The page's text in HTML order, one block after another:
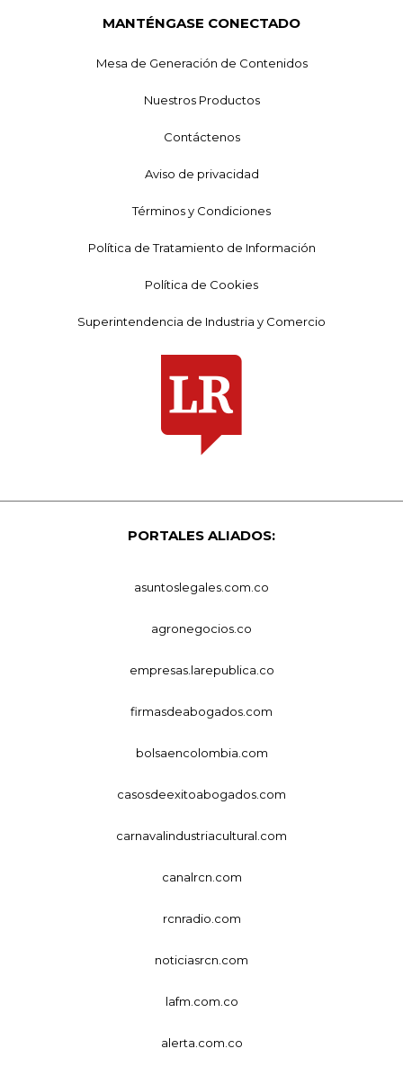
MANTÉNGASE CONECTADO
Mesa de Generación de Contenidos
Nuestros Productos
Contáctenos
Aviso de privacidad
Términos y Condiciones
Política de Tratamiento de Información
Política de Cookies
Superintendencia de Industria y Comercio
PORTALES ALIADOS:
asuntoslegales.com.co
agronegocios.co
empresas.larepublica.co
firmasdeabogados.com
bolsaencolombia.com
casosdeexitoabogados.com
carnavalindustriacultural.com
canalrcn.com
rcnradio.com
noticiasrcn.com
lafm.com.co
alerta.com.co